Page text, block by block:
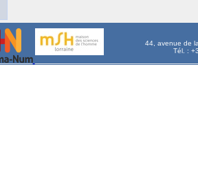
44, avenue de
Tél. :